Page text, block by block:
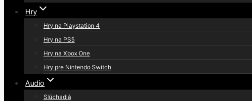
Hry
Hry na Playstation 4
Hry na PS5
Hry na Xbox One
Hry pre Nintendo Switch
Audio
Slúchadlá